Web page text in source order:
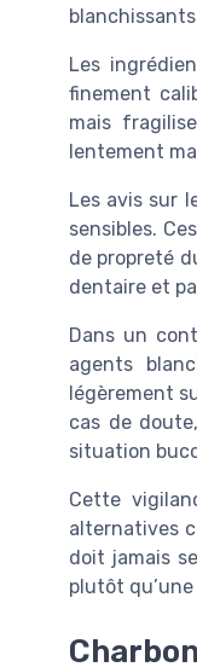
Les
finement
mais
lentement
Les avis sur
sensibles.
de propreté
dentaire et
Dans un
agents
légèrement
cas de
situation
Cette
alternatives
doit jamais
plutôt